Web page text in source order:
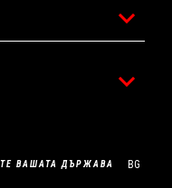
ВАШАТА ДЪРЖАВА BG